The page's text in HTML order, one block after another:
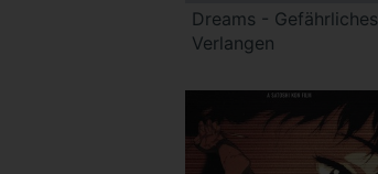
Dreams - Gefährliches
Verlangen